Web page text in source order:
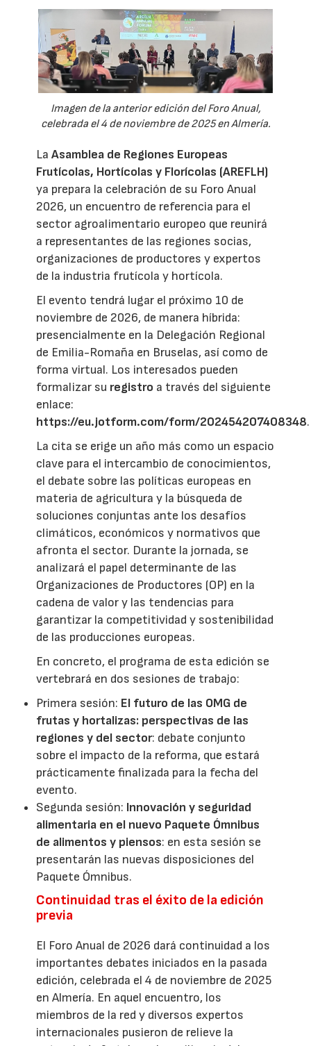
Imagen de la anterior edición del Foro Anual,
celebrada el 4 de noviembre de 2025 en Almería.
LaAsamblea de Regiones Europeas
Frutícolas, Hortícolas y Florícolas (AREFLH)
ya prepara la celebración de su Foro Anual
2026, un encuentro de referencia para el
sector agroalimentario europeo que reunirá
a representantes de las regiones socias,
organizaciones de productores y expertos
de la industria frutícola y hortícola.
El evento tendrá lugar el próximo 10 de
noviembre de 2026, de manera híbrida:
presencialmente en la Delegación Regional
de Emilia-Romaña en Bruselas, así como de
forma virtual. Los interesados pueden
formalizar su registro a través del siguiente
enlace:
https://eu.jotform.com/form/202454207408348.
La cita se erige un año más como un espacio
clave para el intercambio de conocimientos,
el debate sobre las políticas europeas en
materia de agricultura y la búsqueda de
soluciones conjuntas ante los desafíos
climáticos, económicos y normativos que
afronta el sector. Durante la jornada, se
analizará el papel determinante de las
Organizaciones de Productores (OP) en la
cadena de valor y las tendencias para
garantizar la competitividad y sostenibilidad
de las producciones europeas.
En concreto, el programa de esta edición se
vertebrará en dos sesiones de trabajo:
Primera sesión: El futuro de las OMG de
frutas y hortalizas: perspectivas de las
regiones y del sector: debate conjunto
sobre el impacto de la reforma, que estará
prácticamente finalizada para la fecha del
evento.
Segunda sesión: Innovación y seguridad
alimentaria en el nuevo Paquete Ómnibus
de alimentos y piensos: en esta sesión se
presentarán las nuevas disposiciones del
Paquete Ómnibus.
Continuidad tras el éxito de la edición
previa
El Foro Anual de 2026 dará continuidad a los
importantes debates iniciados en la pasada
edición, celebrada el 4 de noviembre de 2025
en Almería. En aquel encuentro, los
miembros de la red y diversos expertos
internacionales pusieron de relieve la